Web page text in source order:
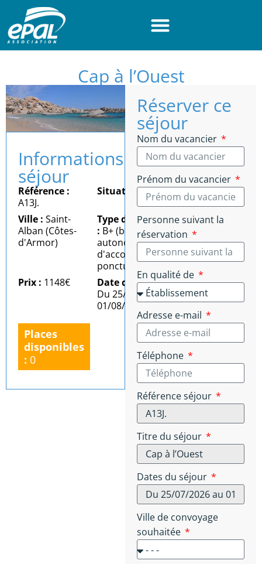
Cap à l’Ouest
Informations
séjour
Référence :
A13J.
Situation :Mer
Ville : Saint-
Alban (Côtes-
d'Armor)
Type d'autonomie
: B+ (bonne
autonomie = besoin
d'accompagnement
ponctuel)
Prix : 1148€
Date du séjour :
Du 25/07/2026 au
01/08/2026
Places
disponibles
: 0
Réserver ce
séjour
Nom du vacancier
Prénom du vacancier
Personne suivant la
réservation
En qualité de
Adresse e-mail
Téléphone
Référence séjour
Titre du séjour
Dates du séjour
Ville de convoyage
souhaitée
Panneau de gestion des cookies